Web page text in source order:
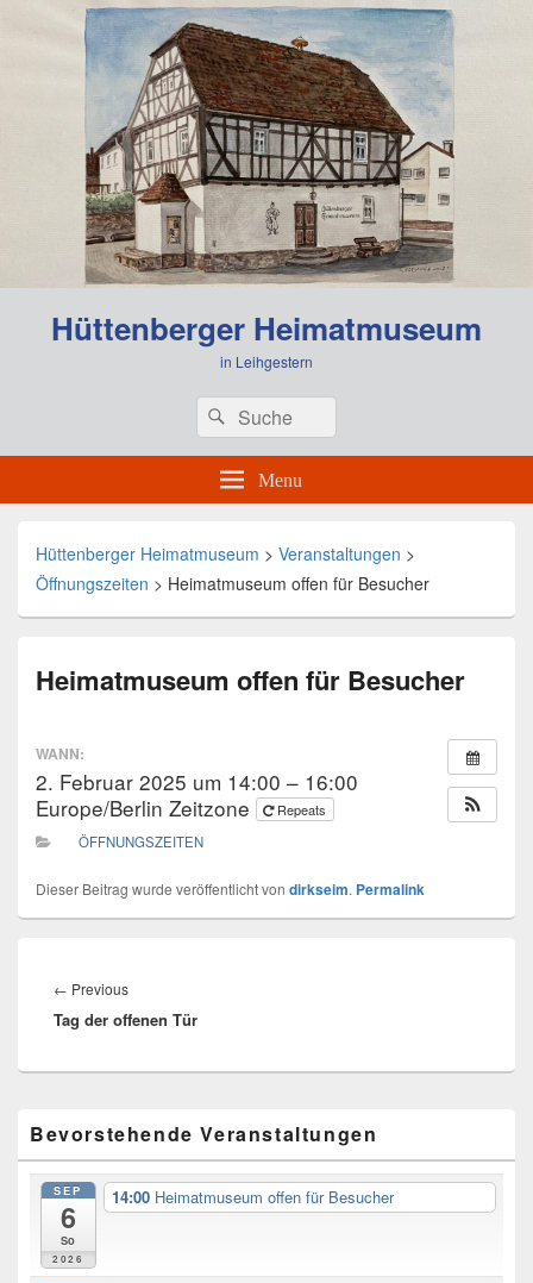
Hüttenberger Heimatmuseum
in Leihgestern
Search
for:
Search
Menu
Hüttenberger Heimatmuseum > Veranstaltungen >
Öffnungszeiten > Heimatmuseum offen für Besucher
Heimatmuseum offen für Besucher
WANN:
2. Februar 2025 um 14:00 – 16:00
Europe/Berlin Zeitzone
Repeats
ÖFFNUNGSZEITEN
Dieser Beitrag wurde veröffentlicht von dirkseim. Permalink
Navigation
← PreviousPrevious
post:
Tag der offenen Tür
Sidebar
Widget
Area
Bevorstehende Veranstaltungen
SEP
6
So
2026
14:00 Heimatmuseum offen für Besucher